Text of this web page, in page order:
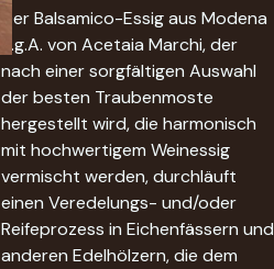
Der Balsamico-Essig aus Modena
g.g.A. von Acetaia Marchi, der
nach einer sorgfältigen Auswahl
der besten Traubenmoste
hergestellt wird, die harmonisch
mit hochwertigem Weinessig
vermischt werden, durchläuft
einen Veredelungs- und/oder
Reifeprozess in Eichenfässern und
anderen Edelhölzern, die dem